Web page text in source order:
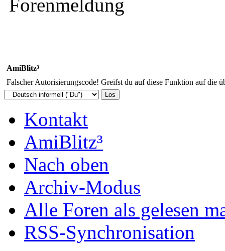
Forenmeldung
AmiBlitz³
Falscher Autorisierungscode! Greifst du auf diese Funktion auf die
Kontakt
AmiBlitz³
Nach oben
Archiv-Modus
Alle Foren als gelesen
RSS-Synchronisation